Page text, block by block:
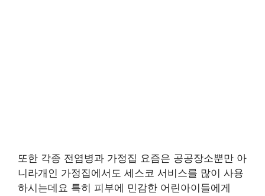
또한 각종 전염병과 가정집 요즘은 공공장소뿐만 아
니라개인 가정집에서도 세스코 서비스를 많이 사용
하시는데요 특히 피부에 민감한 어린아이들에게